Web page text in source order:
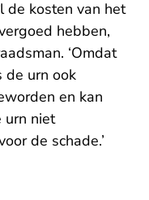
de kosten van het
hebben,
‘Omdat
de urn ook
en kan
urn niet
de schade.’